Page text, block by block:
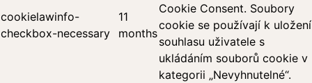
cookielawinfo-
checkbox-necessary
11
months
Cookie Consent. Soubory
cookie se používají k uložení
souhlasu uživatele s
ukládáním souborů cookie v
kategorii „Nevyhnutelné“.